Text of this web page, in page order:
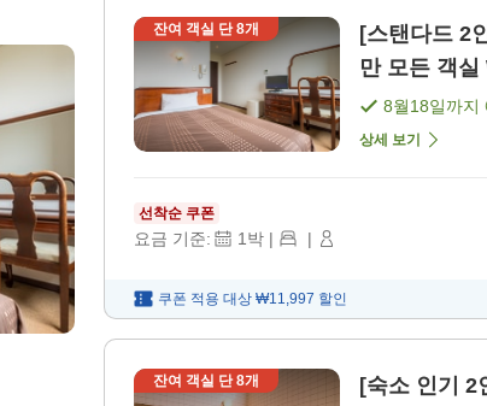
잔여 객실 단8개
[스탠다드 2인용
만 모든 객
8월18일까지
상세 보기
선착순 쿠폰
요금 기준: 1박 | |
쿠폰 적용 대상 ₩11,997 할인
잔여 객실 단8개
[숙소 인기 2인용]